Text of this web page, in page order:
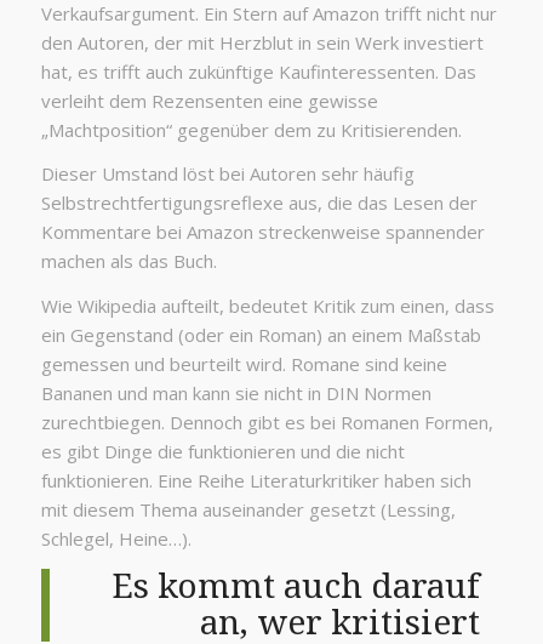
Verkaufsargument. Ein Stern auf Amazon trifft nicht nur
den Autoren, der mit Herzblut in sein Werk investiert
hat, es trifft auch zukünftige Kaufinteressenten. Das
verleiht dem Rezensenten eine gewisse
„Machtposition“ gegenüber dem zu Kritisierenden.
Dieser Umstand löst bei Autoren sehr häufig
Selbstrechtfertigungsreflexe aus, die das Lesen der
Kommentare bei Amazon streckenweise spannender
machen als das Buch.
Wie Wikipedia aufteilt, bedeutet Kritik zum einen, dass
ein Gegenstand (oder ein Roman) an einem Maßstab
gemessen und beurteilt wird. Romane sind keine
Bananen und man kann sie nicht in DIN Normen
zurechtbiegen. Dennoch gibt es bei Romanen Formen,
es gibt Dinge die funktionieren und die nicht
funktionieren. Eine Reihe Literaturkritiker haben sich
mit diesem Thema auseinander gesetzt (Lessing,
Schlegel, Heine…).
Es kommt auch darauf
an, wer kritisiert